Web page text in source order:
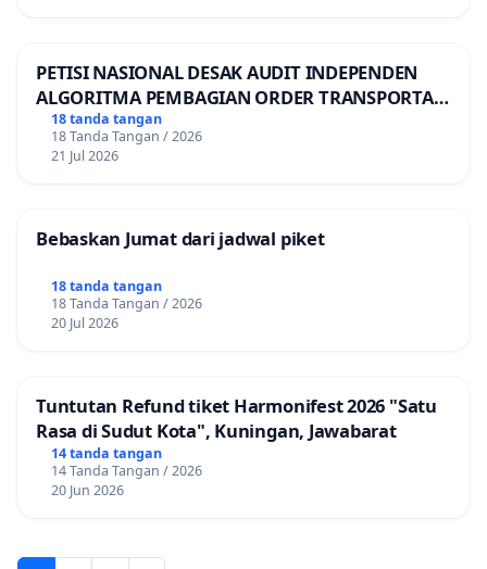
PETISI NASIONAL DESAK AUDIT INDEPENDEN
ALGORITMA PEMBAGIAN ORDER TRANSPORTASI
ONLINE
18 tanda tangan
18 Tanda Tangan / 2026
21 Jul 2026
Bebaskan Jumat dari jadwal piket
18 tanda tangan
18 Tanda Tangan / 2026
20 Jul 2026
Tuntutan Refund tiket Harmonifest 2026 "Satu
Rasa di Sudut Kota", Kuningan, Jawabarat
14 tanda tangan
14 Tanda Tangan / 2026
20 Jun 2026